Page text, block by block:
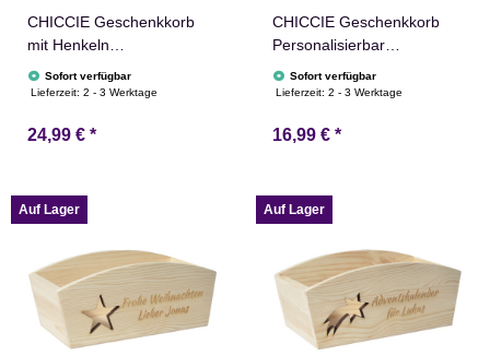
CHICCIE Geschenkkorb
mit Henkeln
Personalisierbar
Wunschtext zum
Präsentkorb Holz
Personalisierung
Sofort verfügbar
Lieferzeit:2 - 3 Werktage
24,99 € *
CHICCIE Geschenkkorb
Personalisierbar
Nikolausmütze Wunschtext
24x13x8cm Abgerundet
Geschenkidee Holzkiste
Sofort verfügbar
Lieferzeit:2 - 3 Werktage
16,99 € *
Auf Lager Auf Lager